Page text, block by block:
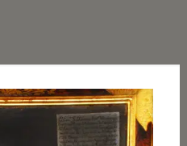
Y AMÉRICA